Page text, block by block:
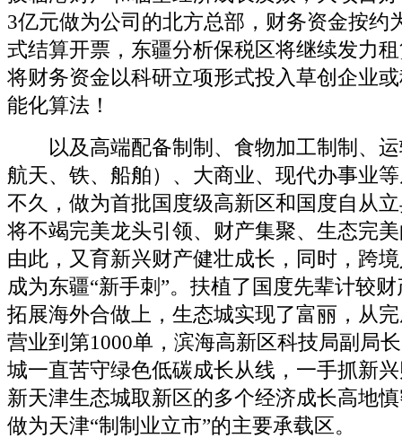
3亿元做为公司的北方总部，财务资金按约
式结算开票，东疆分析保税区将继续发力
将财务资金以科研立项形式投入草创企业
能化算法！
以及高端配备制制、食物加工制制、运
航天、铁、船舶）、大商业、现代办事业
不久，做为首批国度级高新区和国度自从
将不竭完美龙头引领、财产集聚、生态完
由此，又育新兴财产健壮成长，同时，跨
成为东疆“新手刺”。扶植了国度先辈计较
拓展海外合做上，生态城实现了富丽，从
营业到第1000单，滨海高新区科技局副局
城一直苦守绿色低碳成长从线，一手抓新
新天津生态城取新区的多个经济成长高地
做为天津“制制业立市”的主要承载区。